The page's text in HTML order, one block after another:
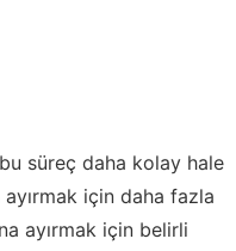
süreç daha kolay hale
için daha fazla
ayırmak için belirli